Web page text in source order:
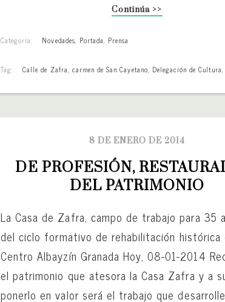
Continúa >>
Categoría: Novedades, Portada, Prensa
Tag: Calle de Zafra, carmen de San Cayetano, Delegación de Cultura,
8 DE ENERO DE 2014
DE PROFESIÓN,
DEL PATRIMONIO
La Casa de Zafra, campo de trabajo para 35
del ciclo formativo de rehabilitación histórica
Centro Albayzín Granada Hoy, 08-01-2014
el patrimonio que atesora la Casa Zafra y a
ponerlo en valor será el trabajo que